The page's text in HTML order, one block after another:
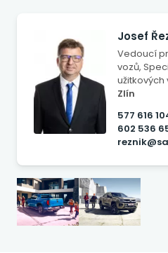
Josef
Vedoucí
vozů,
užitkových
Zlín
577 616
602 536